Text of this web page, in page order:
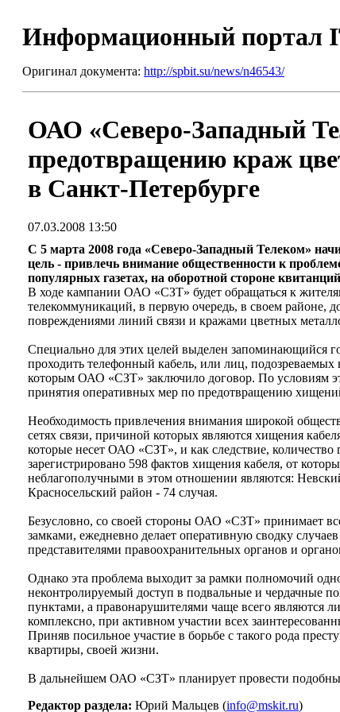
Информационный портал
Оригинал документа: http://spbit.su/news/n46543/
ОАО «Северо-Западный
предотвращению краж
в Санкт-Петербурге
07.03.2008 13:50
С 5 марта 2008 года «Северо-Западный Телеком»
цель - привлечь внимание общественности к
популярных газетах, на оборотной стороне
В ходе кампании ОАО «СЗТ» будет обращаться к
телекоммуникаций, в первую очередь, в своем районе,
повреждениями линий связи и кражами цветных
Специально для этих целей выделен запоминающийся
проходить телефонный кабель, или лиц,
которым ОАО «СЗТ» заключило договор. По условиям
принятия оперативных мер по предотвращению
Необходимость привлечения внимания широкой
сетях связи, причиной которых являются хищения
которые несет ОАО «СЗТ», и как следствие, количество
зарегистрировано 598 фактов хищения кабеля, от
неблагополучными в этом отношении являются:
Красносельский район - 74 случая.
Безусловно, со своей стороны ОАО «СЗТ» принимает
замками, ежедневно делает оперативную сводку
представителями правоохранительных органов и
Однако эта проблема выходит за рамки полномочий
неконтролируемый доступ в подвальные и чердачные
пунктами, а правонарушителями чаще всего являются
комплексно, при активном участии всех
Приняв посильное участие в борьбе с такого рода
квартиры, своей жизни.
В дальнейшем ОАО «СЗТ» планирует провести
Редактор раздела: Юрий Мальцев (info@mskit.ru)